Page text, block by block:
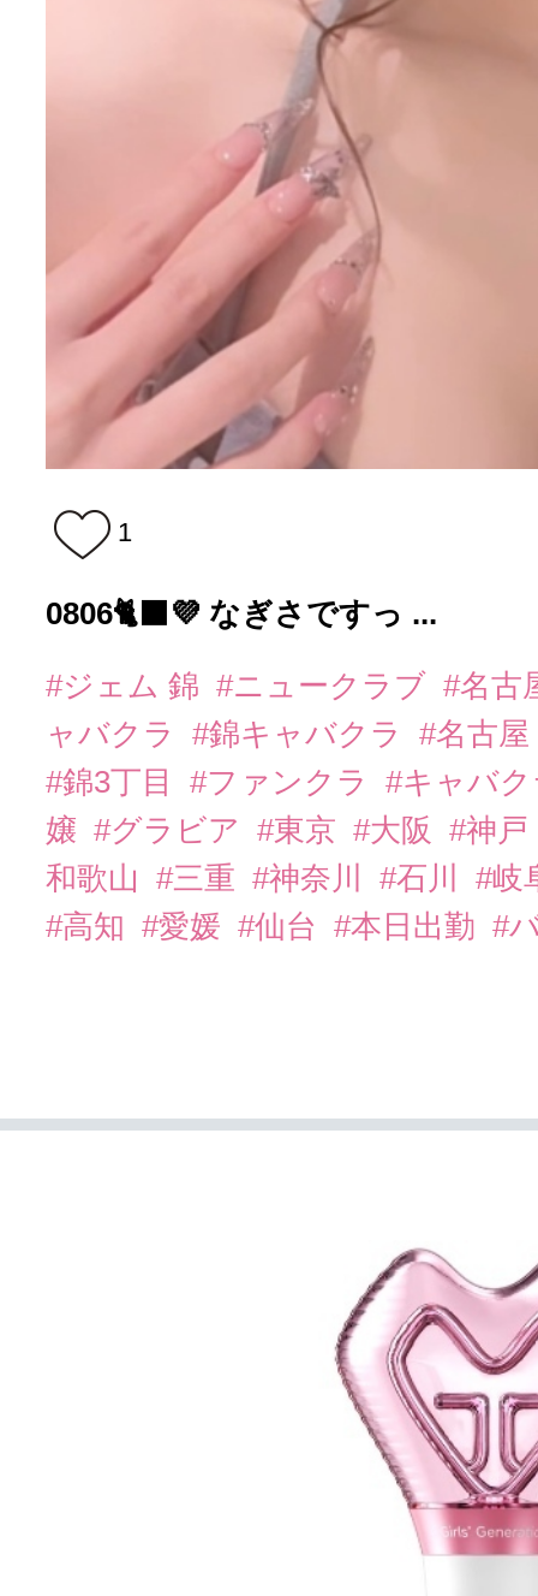
1
0806🐈‍⬛💜 なぎさですっ ...
#ジェム 錦 #ニュークラブ #名古
ャバクラ
#錦キャバクラ
#名古屋
#錦3丁目
#ファンクラ
#キャバ
嬢 #グラビア #東京 #大阪
#神戸
和歌山
#三重 #神奈川 #石川
#岐
#高知 #愛媛 #仙台 #本日出勤 #